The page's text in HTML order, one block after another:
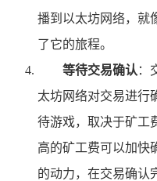
播到以太坊网络，就
了它的旅程。
等待交易确认 ：
太坊网络对交易进行
待游戏，取决于矿工
高的矿工费可以加快
的动力，在交易确认